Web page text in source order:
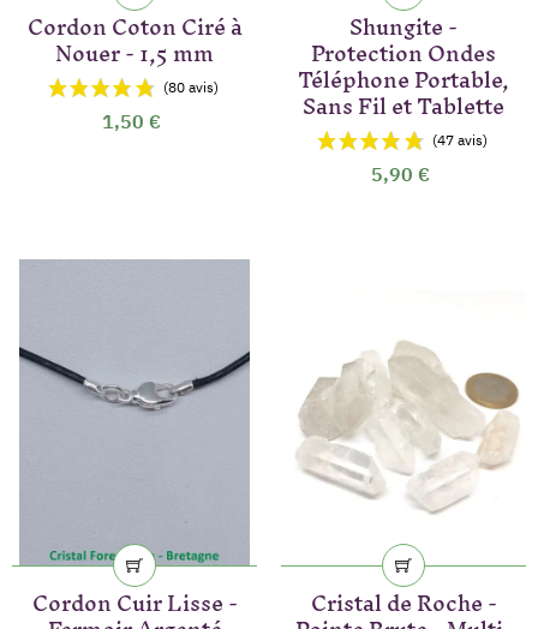
Cordon Coton Ciré à
Nouer - 1,5 mm
1,50 €
Shungite -
Protection Ondes
Téléphone Portable,
Sans Fil et Tablette
5,90 €
Cordon Cuir Lisse - Cristal de Roche -